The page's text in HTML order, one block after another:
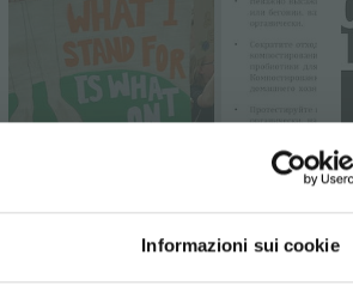
Informazioni sui cookie